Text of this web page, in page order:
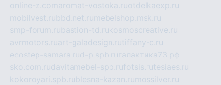
online-z.comaromat-vostoka.ruotdelkaexp.ru
mobilvest.rubbd.net.ru mebelshop.msk.ru
smp-forum.rubastion-td.rukosmoscreative.ru
avrmotors.ruart-galadesign.rutiffany-c.ru
ecostep-samara.rud-p.spb.ru галактика73.рф
sko.com.rudavitamebel-spb.rufotsis.rutesiaes.ru
kokoroyari.spb.rublesna-kazan.ru mossilver.ru